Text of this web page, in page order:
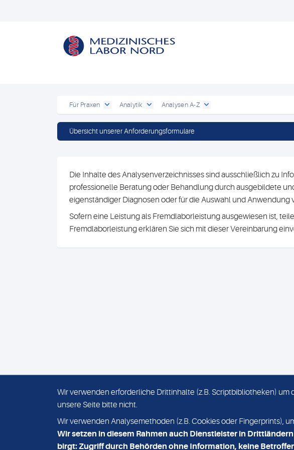
Für Praxen Analytik Analysen A-Z
Übersicht unserer Anforderungsformulare
Die Inhalte des Analysenverzeichnisses sind ausschließlich zu
professionelle Beratung oder Behandlung durch ausgebildete
eigenständiger Diagnosen oder für die Auswahl und
Sofern eine Leistung als Fremdlaborleistung ausgewiesen ist,
Fremdlaborleistung erklären Sie sich mit dieser Vereinbarung
IMPRESSUM
Wir verwenden erforderliche Drittinhalte (z.B. Scriptbibliotheken)
unsere Seite bitte nicht.
Wir verwenden Analysemethoden (z.B. Cookies oder Fingerprints),
Wir setzen in diesem Rahmen auch Dienstleister in
birgt: Zugriff durch Behörden ohne Information, keine